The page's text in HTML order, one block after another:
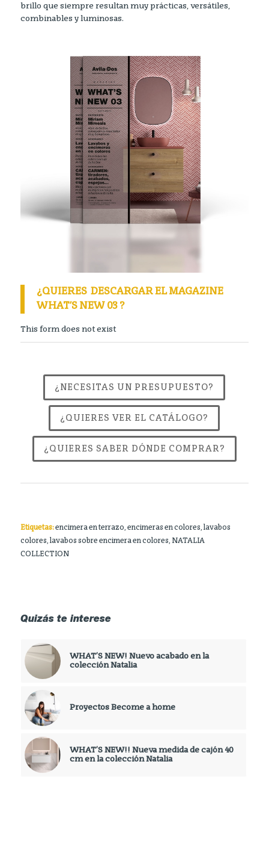
brillo que siempre resultan muy prácticas, versátiles,
combinables y luminosas.
¿QUIERES DESCARGAR EL MAGAZINE
WHAT’S NEW 03 ?
This form does not exist
¿NECESITAS UN PRESUPUESTO?
¿QUIERES VER EL CATÁLOGO?
¿QUIERES SABER DÓNDE COMPRAR?
Etiquetas: encimera en terrazo, encimeras en colores, lavabos
colores, lavabos sobre encimera en colores, NATALIA
COLLECTION
Quizás te interese
WHAT’S NEW! Nuevo acabado en la
colección Natalia
Proyectos Become a home
WHAT’S NEW!! Nueva medida de cajón 40
cm en la colección Natalia